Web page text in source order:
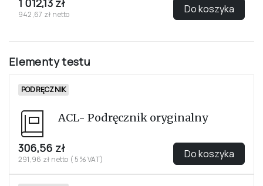
Podręcznik oryginalny
Polska normalizacja
Arkusze odpowiedzi (25 egz.)
Arkusze profilowe (25 egz.)
1 012,13 zł
942,67 zł netto